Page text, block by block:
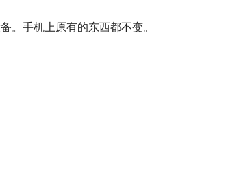
。手机上原有的东西都不变。